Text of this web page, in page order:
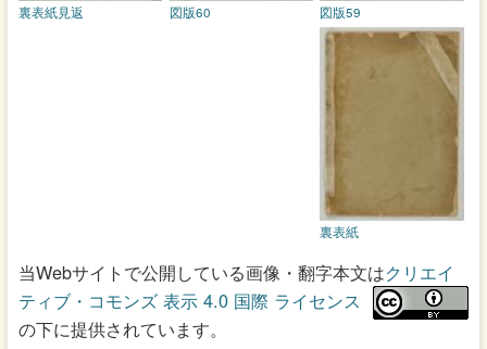
図版59
図版60
裏表紙見返
裏表紙
当Webサイトで公開している画像・翻字本文はクリエイ
ティブ・コモンズ 表示 4.0 国際 ライセンス
の下に提供されています。